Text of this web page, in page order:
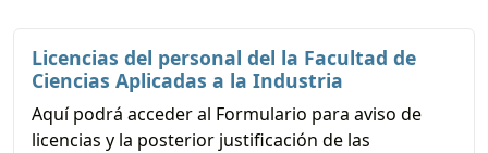
Licencias del personal del la Facultad de
Ciencias Aplicadas a la Industria
Aquí podrá acceder al Formulario para aviso de
licencias y la posterior justificación de las